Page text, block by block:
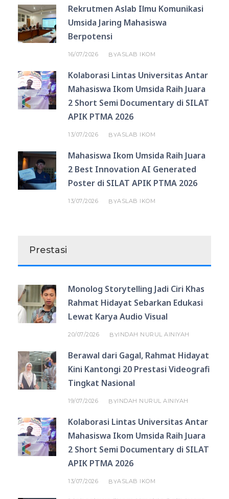
Rekrutmen Aslab Ilmu Komunikasi
Umsida Jaring Mahasiswa
Berpotensi
16/07/2026 BYASLAB IKOM
Kolaborasi Lintas Universitas Antar
Mahasiswa Ikom Umsida Raih Juara
2 Short Semi Documentary di SILAT
APIK PTMA 2026
13/07/2026 BYASLAB IKOM
Mahasiswa Ikom Umsida Raih Juara
2 Best Innovation AI Generated
Poster di SILAT APIK PTMA 2026
13/07/2026 BYASLAB IKOM
Prestasi
Monolog Storytelling Jadi Ciri Khas
Rahmat Hidayat Sebarkan Edukasi
Lewat Karya Audio Visual
20/07/2026 BYINDAH NURUL AINIYAH
Berawal dari Gagal, Rahmat Hidayat
Kini Kantongi 20 Prestasi Videografi
Tingkat Nasional
19/07/2026 BYINDAH NURUL AINIYAH
Kolaborasi Lintas Universitas Antar
Mahasiswa Ikom Umsida Raih Juara
2 Short Semi Documentary di SILAT
APIK PTMA 2026
13/07/2026 BYASLAB IKOM